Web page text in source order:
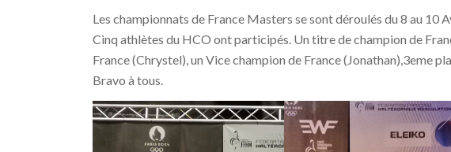
Les championnats de France Masters se sont déroulés du 8 au 10
Cinq athlètes du HCO ont participés. Un titre de champion de
France (Chrystel), un Vice champion de France (Jonathan),3eme
Bravo à tous.